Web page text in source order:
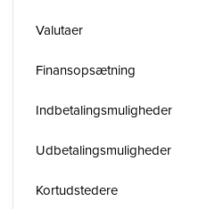
Valutaer
Finansopsætning
Indbetalingsmuligheder
Udbetalingsmuligheder
Kortudstedere